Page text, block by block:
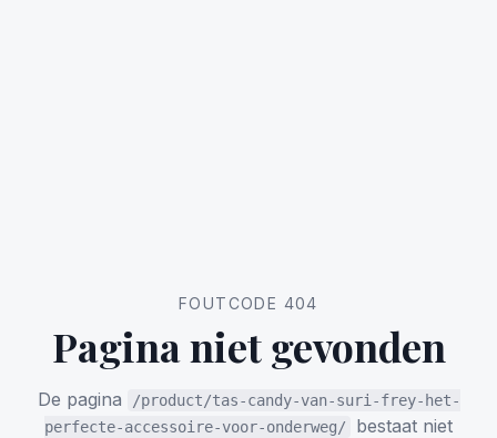
FOUTCODE 404
Pagina niet gevonden
De pagina
/product/tas-candy-van-suri-frey-het-
perfecte-accessoire-voor-onderweg/
bestaat niet